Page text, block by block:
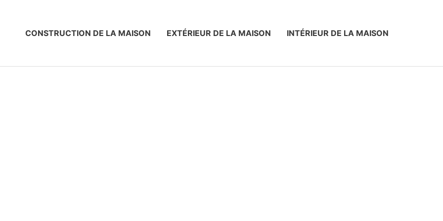
CONSTRUCTION DE LA MAISON EXTÉRIEUR DE LA MAISON INTÉRIEUR DE LA MAISON